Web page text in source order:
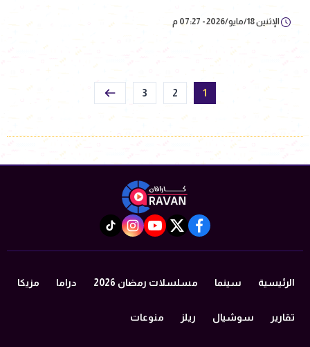
الإثنين 18/مايو/2026 - 07:27 م
1
2
3
facebook
twitter
youtube
instagram
tiktok
الرئيسية سينما مسلسلات رمضان 2026 دراما مزيكا
تقارير سوشيال ريلز منوعات